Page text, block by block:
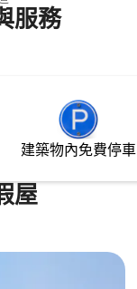
色世外桃源。
氛圍和貼心的細
服務
建築物內免費停車
屋